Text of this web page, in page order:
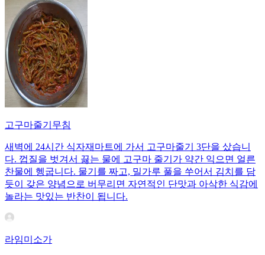
고구마줄기무침
새벽에 24시간 식자재마트에 가서 고구마줄기 3단을 샀습니
다. 껍질을 벗겨서 끓는 물에 고구마 줄기가 약간 익으면 얼른
찬물에 헹굽니다. 물기를 짜고, 밀가루 풀을 쑤어서 김치를 담
듯이 갖은 양념으로 버무리면 자연적인 단맛과 아삭한 식감에
놀라는 맛있는 반찬이 됩니다.
라임미소가